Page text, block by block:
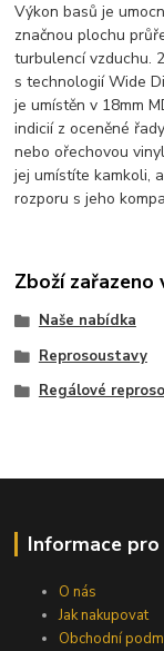
Výkon basů je
značnou plochu
turbulencí vzduchu.
s technologií Wide
je umístěn v 18mm
indicií z oceněné
nebo ořechovou
jej umístíte kamkoli,
rozporu s jeho
Zboží zařazeno
Naše nabídka
Reprosoustavy
Regálové
Informace pro
O nás
Jak nakupovat
Obchodní